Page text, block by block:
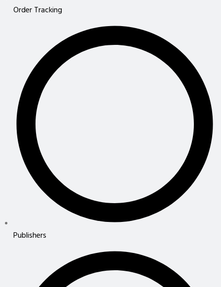
Order Tracking
Publishers